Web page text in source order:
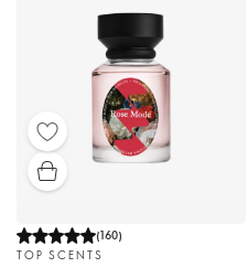
(160)
TOP SCENTS